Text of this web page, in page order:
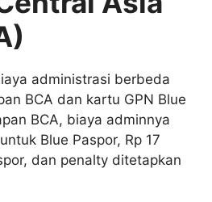
administrasi berbeda
BCA dan kartu GPN Blue
BCA, biaya adminnya
Blue Paspor, Rp 17
dan penalty ditetapkan